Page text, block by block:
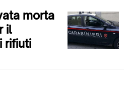
morta
il
rifiuti